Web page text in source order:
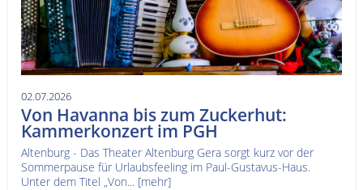
02.07.2026
Von Havanna bis zum Zuckerhut:
Kammerkonzert im PGH
Altenburg - Das Theater Altenburg Gera sorgt kurz vor der
Sommerpause für Urlaubsfeeling im Paul-Gustavus-Haus.
Unter dem Titel „Von... [mehr]